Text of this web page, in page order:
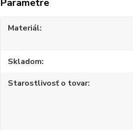
Parametre
Materiál
Skladom
Starostlivosť o tovar